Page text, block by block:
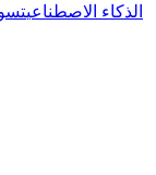
الذكاء الاصطناعي